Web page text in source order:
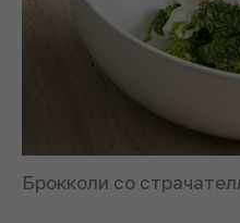
Брокколи со